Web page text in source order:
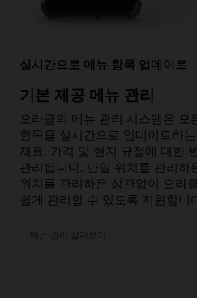
실시간으로 메뉴 항목 업데이트
기본 제공 메뉴 관리
오라클의 메뉴 관리 시스템은 모
항목을 실시간으로 업데이트하
재료, 가격 및 현지 규정에 대한
관리됩니다. 단일 위치를 관리하
위치를 관리하든 상관없이 오라
쉽게 관리할 수 있도록 지원합니
메뉴 관리 살펴보기